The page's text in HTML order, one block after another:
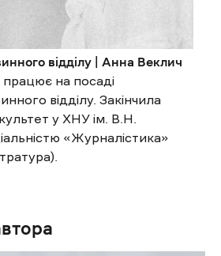
відділу | Анна Веклич
на посаді
відділу. Закінчила
у ХНУ ім. В.Н.
«Журналістика»